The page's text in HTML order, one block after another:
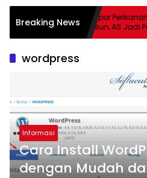
Breaking News
Suzuki?
Ekspor
Triliun, AS Jadi
wordpress
Informasi
Cara Install
dengan Mudah